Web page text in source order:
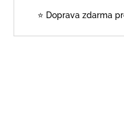
⭐️ Doprava zdarma